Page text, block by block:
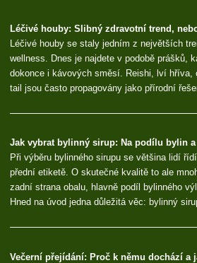
Léčivé houby: Slibný zdravotní trend,
Léčivé houby se staly jedním z největších
wellness. Dnes je najdete v podobě prášků,
dokonce i kávových směsí. Reishi, lví hříva,
tail jsou často propagovány jako přírodní
Jak vybrat bylinný sirup: Na podílu bylin
Při výběru bylinného sirupu se většina lidí
přední etiketě. O skutečné kvalitě to ale
zadní strana obalu, hlavně podíl bylinného
Hned na úvod jedna důležitá věc: bylinný
Večerní přejídání: Proč k němu dochází a